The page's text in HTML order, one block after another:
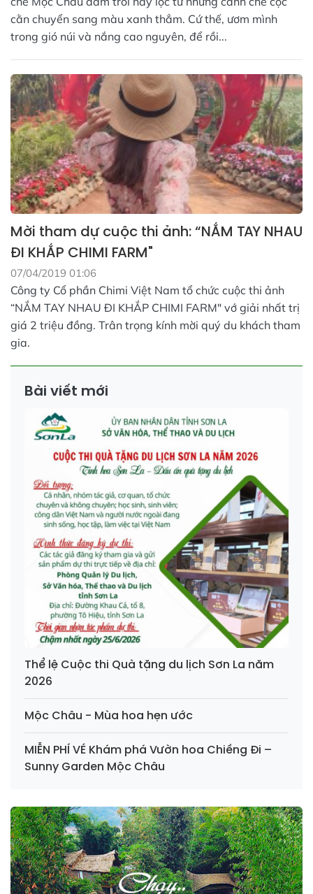
cằn chuyển sang màu xanh thẳm. Cứ thế, ươm mình
trong gió núi và nắng cao nguyên, để rồi...
Mời tham dự cuộc thi ảnh: “NẮM TAY NHAU
ĐI KHẮP CHIMI FARM"
07/04/2019 01:06
Công ty Cổ phần Chimi Việt Nam tổ chức cuộc thi ảnh
“NẮM TAY NHAU ĐI KHẮP CHIMI FARM" vớ giải nhất trị
giá 2 triệu đồng. Trân trọng kính mời quý du khách tham
gia.
Bài viết mới
Thể lệ Cuộc thi Quà tặng du lịch Sơn La năm
2026
Mộc Châu - Mùa hoa hẹn ước
MIỄN PHÍ VÉ Khám phá Vườn hoa Chiềng Đi –
Sunny Garden Mộc Châu